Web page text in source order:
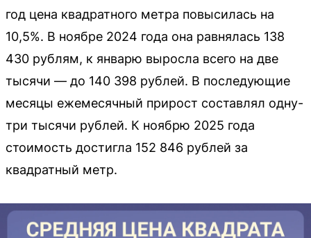
год цена квадратного метра повысилась на
10,5%. В ноябре 2024 года она равнялась 138
430 рублям, к январю выросла всего на две
тысячи — до 140 398 рублей. В последующие
месяцы ежемесячный прирост составлял одну-
три тысячи рублей. К ноябрю 2025 года
стоимость достигла 152 846 рублей за
квадратный метр.